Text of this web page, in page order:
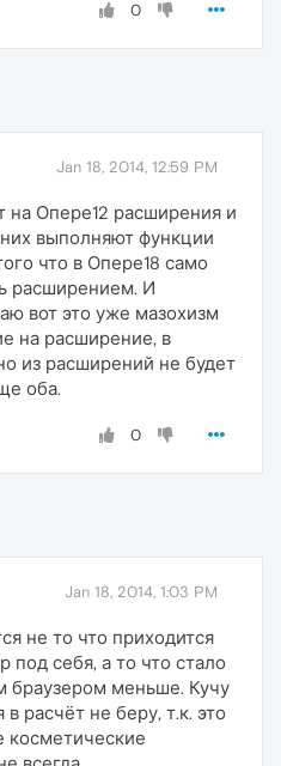
0
Jan 18, 2014, 12:59 PM
на Опере12 расширения и
выполняют функции
что в Опере18 само
расширением. И
вот это уже мазохизм
на расширение, в
из расширений не будет
оба.
0
Jan 18, 2014, 1:03 PM
не то что приходится
под себя, а то что стало
браузером меньше. Кучу
расчёт не беру, т.к. это
косметические